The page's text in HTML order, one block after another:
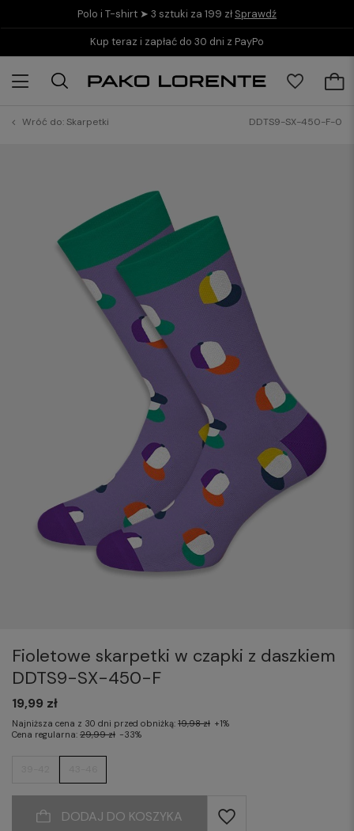
Polo i T-shirt ➤ 3 sztuki za 199 zł Sprawdź
Kup teraz i zapłać do 30 dni z PayPo
Wróć do:Skarpetki DDTS9-SX-450-F-0
Fioletowe skarpetki w czapki z daszkiem
DDTS9-SX-450-F
19,99 zł
Najniższa cena z 30 dni przed obniżką: 19,98 zł +1%
Cena regularna: 29,99 zł -33%
DODAJ DO KOSZYKA